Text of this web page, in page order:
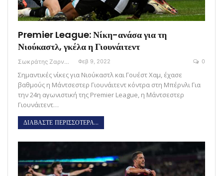
Premier League: Νίκη-ανάσα για τη
Νιούκαστλ, γκέλα η Γιουνάιτεντ
Σωκράτης Ζαρναβέλης Φεβ 9, 2022 0
Σημαντικές νίκες για Νιούκαστλ και Γουέστ Χαμ, έχασε
βαθμούς η Μάντσεστερ Γιουνάιτεντ κόντρα στη Μπέρνλι Για
την 24η αγωνιστική της Premier League, η Μάντσεστερ
Γιουνάιτεντ…
ΔΙΑΒΑΣΤΕ ΠΕΡΙΣΣΟΤΕΡΑ...